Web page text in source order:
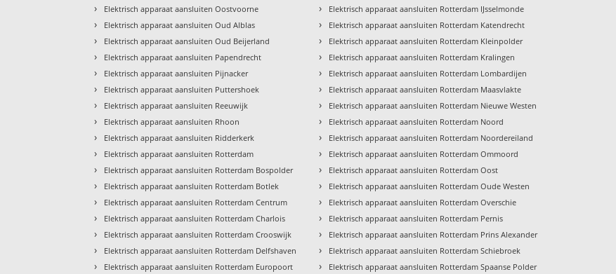
› Elektrisch apparaat aansluiten Oostvoorne
› Elektrisch apparaat aansluiten Oud Alblas
› Elektrisch apparaat aansluiten Oud Beijerland
› Elektrisch apparaat aansluiten Papendrecht
› Elektrisch apparaat aansluiten Pijnacker
› Elektrisch apparaat aansluiten Puttershoek
› Elektrisch apparaat aansluiten Reeuwijk
› Elektrisch apparaat aansluiten Rhoon
› Elektrisch apparaat aansluiten Ridderkerk
› Elektrisch apparaat aansluiten Rotterdam
› Elektrisch apparaat aansluiten Rotterdam Bospolder
› Elektrisch apparaat aansluiten Rotterdam Botlek
› Elektrisch apparaat aansluiten Rotterdam Centrum
› Elektrisch apparaat aansluiten Rotterdam Charlois
› Elektrisch apparaat aansluiten Rotterdam Crooswijk
› Elektrisch apparaat aansluiten Rotterdam Delfshaven
› Elektrisch apparaat aansluiten Rotterdam Europoort
› Elektrisch apparaat aansluiten Rotterdam IJsselmonde
› Elektrisch apparaat aansluiten Rotterdam Katendrecht
› Elektrisch apparaat aansluiten Rotterdam Kleinpolder
› Elektrisch apparaat aansluiten Rotterdam Kralingen
› Elektrisch apparaat aansluiten Rotterdam Lombardijen
› Elektrisch apparaat aansluiten Rotterdam Maasvlakte
› Elektrisch apparaat aansluiten Rotterdam Nieuwe Westen
› Elektrisch apparaat aansluiten Rotterdam Noord
› Elektrisch apparaat aansluiten Rotterdam Noordereiland
› Elektrisch apparaat aansluiten Rotterdam Ommoord
› Elektrisch apparaat aansluiten Rotterdam Oost
› Elektrisch apparaat aansluiten Rotterdam Oude Westen
› Elektrisch apparaat aansluiten Rotterdam Overschie
› Elektrisch apparaat aansluiten Rotterdam Pernis
› Elektrisch apparaat aansluiten Rotterdam Prins Alexander
› Elektrisch apparaat aansluiten Rotterdam Schiebroek
› Elektrisch apparaat aansluiten Rotterdam Spaanse Polder